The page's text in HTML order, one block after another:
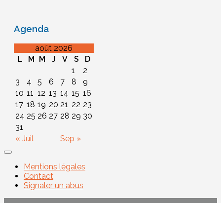
Agenda
août 2026
L
M M J V S
D
1
2
3
4 5 6 7 8
9
10 11 12 13 14 15 16
17 18 19 20 21 22 23
24 25 26 27 28 29 30
31
« Juil
Sep »
Mentions légales
Contact
Signaler un abus